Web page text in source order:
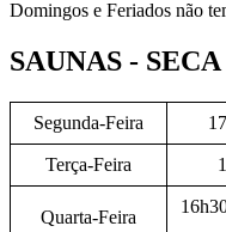
Domingos e Feriados não
SAUNAS -
Segunda-Feira
Terça-Feira
Quarta-Feira